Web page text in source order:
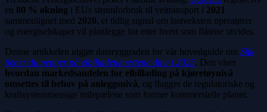
en 80 % økning i EUs strømforbruk til veitransport i 2021
sammenlignet med 2020, et tidlig signal om lastveksten operatører
og energiselskaper vil planlegge for etter hvert som flåtene utvides.
Denne artikkelen utgjør dataryggraden for vår hovedguide om Slik
tjener du penger på elbilladetjenestene dine i 2025. Den viser
hvordan markedsandelen for elbillading på kjøretøynivå
omsettes til behov på anleggsnivå, og flagger de regulatoriske og
kraftsystemmessige milepælene som former kommersielle planer.